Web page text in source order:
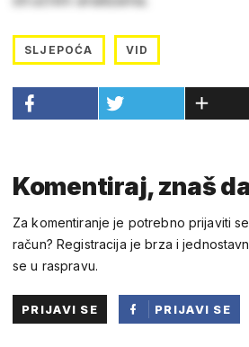
SLJEPOĆA VID
Komentiraj, znaš
Za komentiranje je potrebno prijaviti
račun? Registracija je brza i
se u raspravu.
PRIJAVI SE
PRIJAVI SE